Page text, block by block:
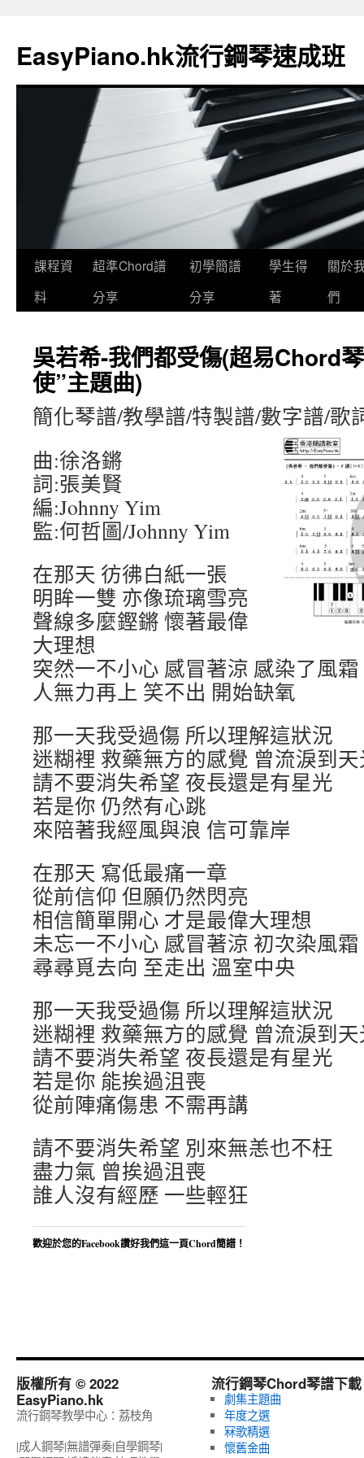
EasyPiano.hk流行鋼琴速成班
課程資
料
超準Chord譜
分享
初學簡譜
分享
學生得
著
關於
們
吳若希-我們都受傷(超易Chord
使”主題曲)
簡化琴譜/教學譜/特製譜/數字譜/歌
曲:徐洛鏘
詞:張美賢
編:Johnny Yim
監:何哲圖/Johnny Yim
在那天 彷彿白紙一張
明眸一雙 亦像琉璃雪亮
聲線多麼鏗鏘 懷著最偉
大理想
突然一不小心 感冒著涼 感染了風霜
人無力再上 笑不出 開始缺氧
那一天我受過傷 所以理解這狀況
迷糊裡 救藥無方的感覺 曾流淚到
請不要消失希望 夜長還是有星光
若是你 仍然有心跳
來陪著我經風與浪 信可靠岸
在那天 寫低最痛一章
從前信仰 但願仍然閃亮
相信簡單開心 才是最偉大理想
未忘一不小心 感冒著涼 初次染風霜
尋尋覓去向 至走出 溫室中央
那一天我受過傷 所以理解這狀況
迷糊裡 救藥無方的感覺 曾流淚到
請不要消失希望 夜長還是有星光
若是你 能挨過沮喪
從前陣痛傷患 不需再講
請不要消失希望 別來無恙也不枉
盡力氣 曾挨過沮喪
誰人沒有經歷 一些輕狂
歡迎於您的Facebook讚好我們這一頁Chord簡譜！
版權所有 © 2022
EasyPiano.hk
流行鋼琴教學中心：荔枝角
|成人鋼琴|無譜彈奏|自學鋼琴|
流行鋼琴Chord琴譜下載
劇集主題曲
年度之選
冧歌精選
懷舊金曲